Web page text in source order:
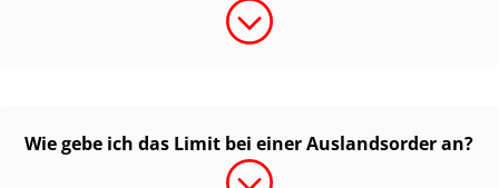
Wie gebe ich das Limit bei einer Auslandsorder an?